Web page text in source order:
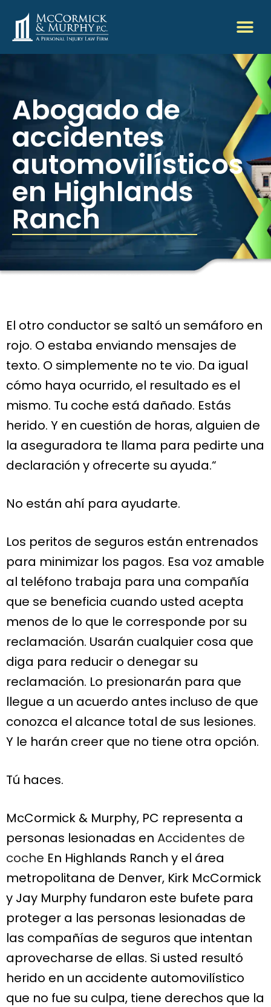
Abogado de
accidentes
automovilísticos
en Highlands
Ranch
El otro conductor se saltó un semáforo en
rojo. O estaba enviando mensajes de
texto. O simplemente no te vio. Da igual
cómo haya ocurrido, el resultado es el
mismo. Tu coche está dañado. Estás
herido. Y en cuestión de horas, alguien de
la aseguradora te llama para pedirte una
declaración y ofrecerte su ayuda.“
No están ahí para ayudarte.
Los peritos de seguros están entrenados
para minimizar los pagos. Esa voz amable
al teléfono trabaja para una compañía
que se beneficia cuando usted acepta
menos de lo que le corresponde por su
reclamación. Usarán cualquier cosa que
diga para reducir o denegar su
reclamación. Lo presionarán para que
llegue a un acuerdo antes incluso de que
conozca el alcance total de sus lesiones.
Y le harán creer que no tiene otra opción.
Tú haces.
McCormick & Murphy, PC representa a
personas lesionadas en Accidentes de
coche En Highlands Ranch y el área
metropolitana de Denver, Kirk McCormick
y Jay Murphy fundaron este bufete para
proteger a las personas lesionadas de
las compañías de seguros que intentan
aprovecharse de ellas. Si usted resultó
herido en un accidente automovilístico
que no fue su culpa, tiene derechos que la